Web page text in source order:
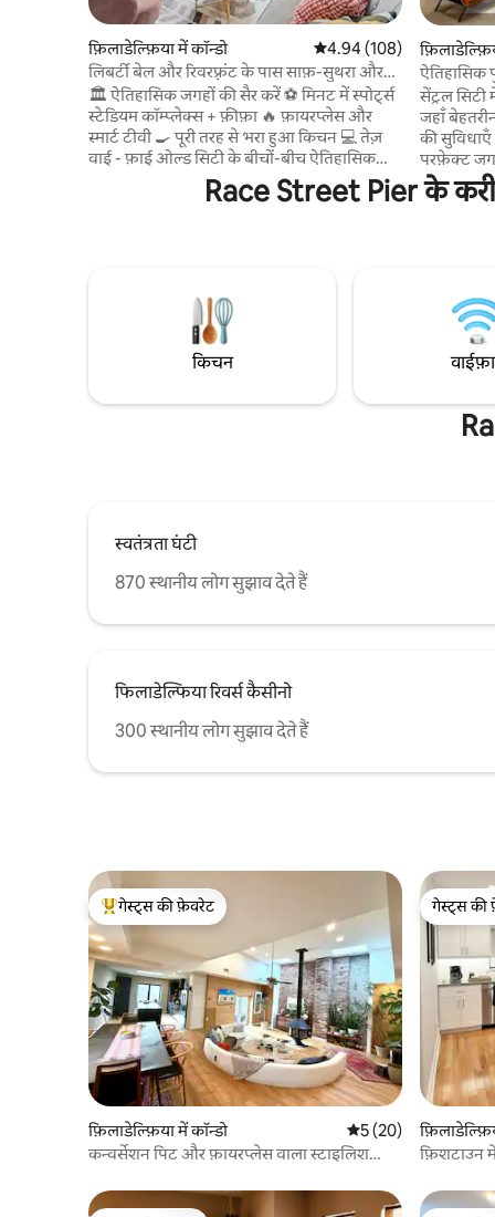
फ़िलाडेल्फ़िया में कॉन्डो औसत रेटिंग 5 में से 4.94, 108
4.94 (108)
लिबर्टी बेल और रिवरफ़्रंट के पास साफ़-सुथरा और
आरामदायक 1 बेडरूम वाला घर
🏛️ ऐतिहासिक जगहों की सैर करें ⚽ मिनट में स्पोर्ट्स
स्टेडियम कॉम्प्लेक्स + फ़ीफ़ा 🔥 फ़ायरप्लेस और
स्मार्ट टीवी 🍳 पूरी तरह से भरा हुआ किचन 💻 तेज़
वाई - फ़ाई ओल्ड सिटी के बीचों-बीच ऐतिहासिक
आकर्षण और आधुनिक लग्ज़री का अनुभव लें! यह
स्टाइलिश 1BR कॉन्डो लिबर्टी बेल और पेन्स लैंडिंग से
लिए एक आरामदायक फ़ायरप्लेस, डिज़ाइनर किचन
और Roku स्मार्ट टीवी का आनंद लें।
ऐतिहासिक
सेंट्रल सिटी
जहाँ
की
परफ़ेक्ट जगह तैयार
बुकिंग से
• मुफ़्त
अधिकतम
Race Street Pier के
किचन
स्वतंत्रता घंटी
870 स्थानीय लोग सुझाव देते हैं
फिलाडेल्फिया रिवर्स कैसीनो
300 स्थानीय लोग सुझाव देते हैं
गेस्ट्स का टॉप फ़ेवरेट
गेस्ट्स की फ़ेवरेट
फ़िलाडेल्फ़िया में कॉन्डो औसत रेटिंग 5 में से 5, 20
5 (20)
कन्वर्सेशन पिट और फ़ायरप्लेस वाला स्टाइलिश
गेस्ट्स की
गेस्ट्स की
फ़िशटाउन